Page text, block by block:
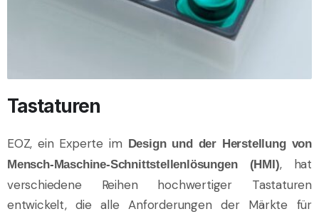
Tastaturen
EOZ, ein Experte im Design und der Herstellung von
Mensch-Maschine-Schnittstellenlösungen (HMI), hat
verschiedene Reihen hochwertiger Tastaturen
entwickelt, die alle Anforderungen der Märkte für